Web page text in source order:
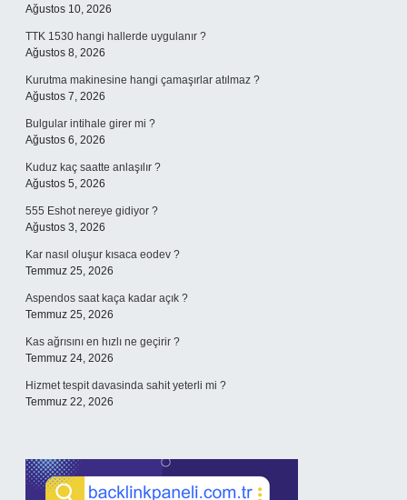
Ağustos 10, 2026
TTK 1530 hangi hallerde uygulanır ?
Ağustos 8, 2026
Kurutma makinesine hangi çamaşırlar atılmaz ?
Ağustos 7, 2026
Bulgular intihale girer mi ?
Ağustos 6, 2026
Kuduz kaç saatte anlaşılır ?
Ağustos 5, 2026
555 Eshot nereye gidiyor ?
Ağustos 3, 2026
Kar nasıl oluşur kısaca eodev ?
Temmuz 25, 2026
Aspendos saat kaça kadar açık ?
Temmuz 25, 2026
Kas ağrısını en hızlı ne geçirir ?
Temmuz 24, 2026
Hizmet tespit davasinda sahit yeterli mi ?
Temmuz 22, 2026